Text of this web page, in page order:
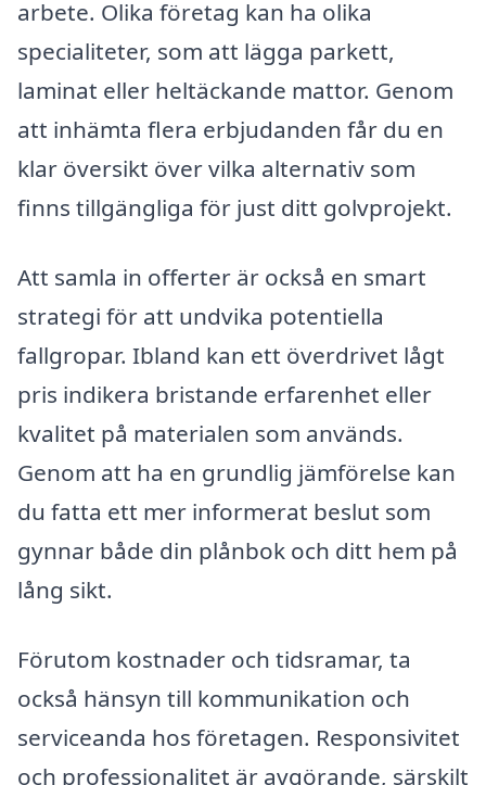
arbete. Olika företag kan ha olika
specialiteter, som att lägga parkett,
laminat eller heltäckande mattor. Genom
att inhämta flera erbjudanden får du en
klar översikt över vilka alternativ som
finns tillgängliga för just ditt golvprojekt.
Att samla in offerter är också en smart
strategi för att undvika potentiella
fallgropar. Ibland kan ett överdrivet lågt
pris indikera bristande erfarenhet eller
kvalitet på materialen som används.
Genom att ha en grundlig jämförelse kan
du fatta ett mer informerat beslut som
gynnar både din plånbok och ditt hem på
lång sikt.
Förutom kostnader och tidsramar, ta
också hänsyn till kommunikation och
serviceanda hos företagen. Responsivitet
och professionalitet är avgörande, särskilt